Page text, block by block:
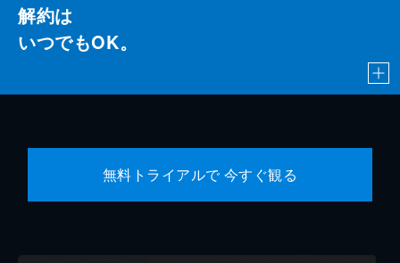
解約は
いつでもOK。
無料トライアルで 今すぐ観る